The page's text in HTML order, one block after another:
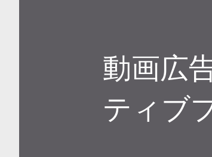
動画広
ティブ